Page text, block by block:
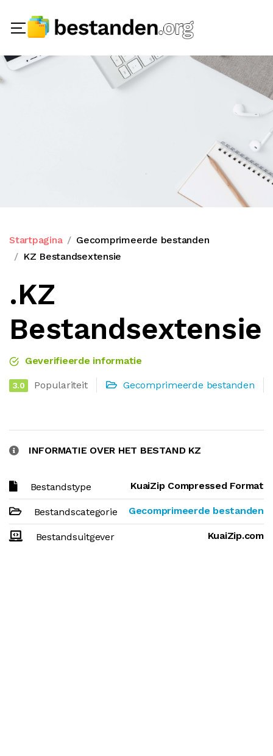
Startpagina
Gecomprimeerde bestanden
KZ Bestandsextensie
.KZ
Bestandsextensie
Geverifieerde informatie
3.0 Populariteit Gecomprimeerde bestanden
INFORMATIE OVER HET BESTAND KZ
Bestandstype KuaiZip Compressed Format
Bestandscategorie Gecomprimeerde bestanden
Bestandsuitgever KuaiZip.com